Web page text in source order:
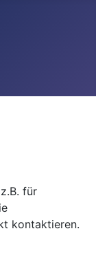
für
kontaktieren.